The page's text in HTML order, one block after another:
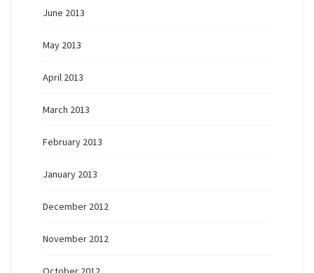
June 2013
May 2013
April 2013
March 2013
February 2013
January 2013
December 2012
November 2012